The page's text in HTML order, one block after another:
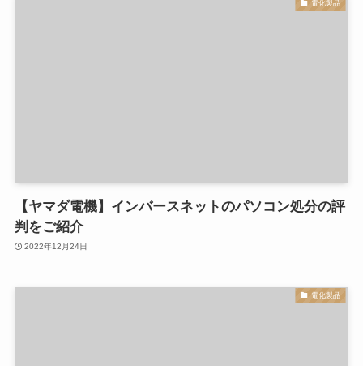
電化製品
【ヤマダ電機】インバースネットのパソコン処分の評
判をご紹介
2022年12月24日
電化製品